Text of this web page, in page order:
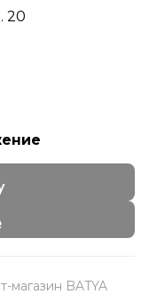
20
BATYA